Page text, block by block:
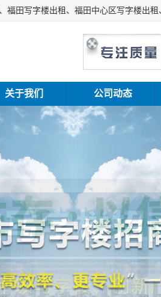
关于我们 公司动态